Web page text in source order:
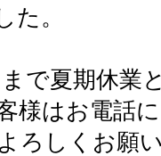
た。
まで夏期休業
様はお電話
ろしくお願